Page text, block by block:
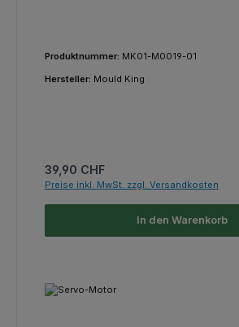
Produktnummer: MK01-M0019-01
Hersteller: Mould King
Regulärer Preis:
39,90 CHF
Preise inkl. MwSt. zzgl. Versandkosten
In den Warenkorb